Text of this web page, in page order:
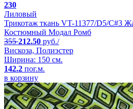
230
Лиловый
Трикотаж ткань VT-11377/D5/C#3
Костюмный Модал Ромб
355212.50 руб./
Вискоза, Полиэстер
Ширина: 150 см.
142.2 пог.м.
в корзину